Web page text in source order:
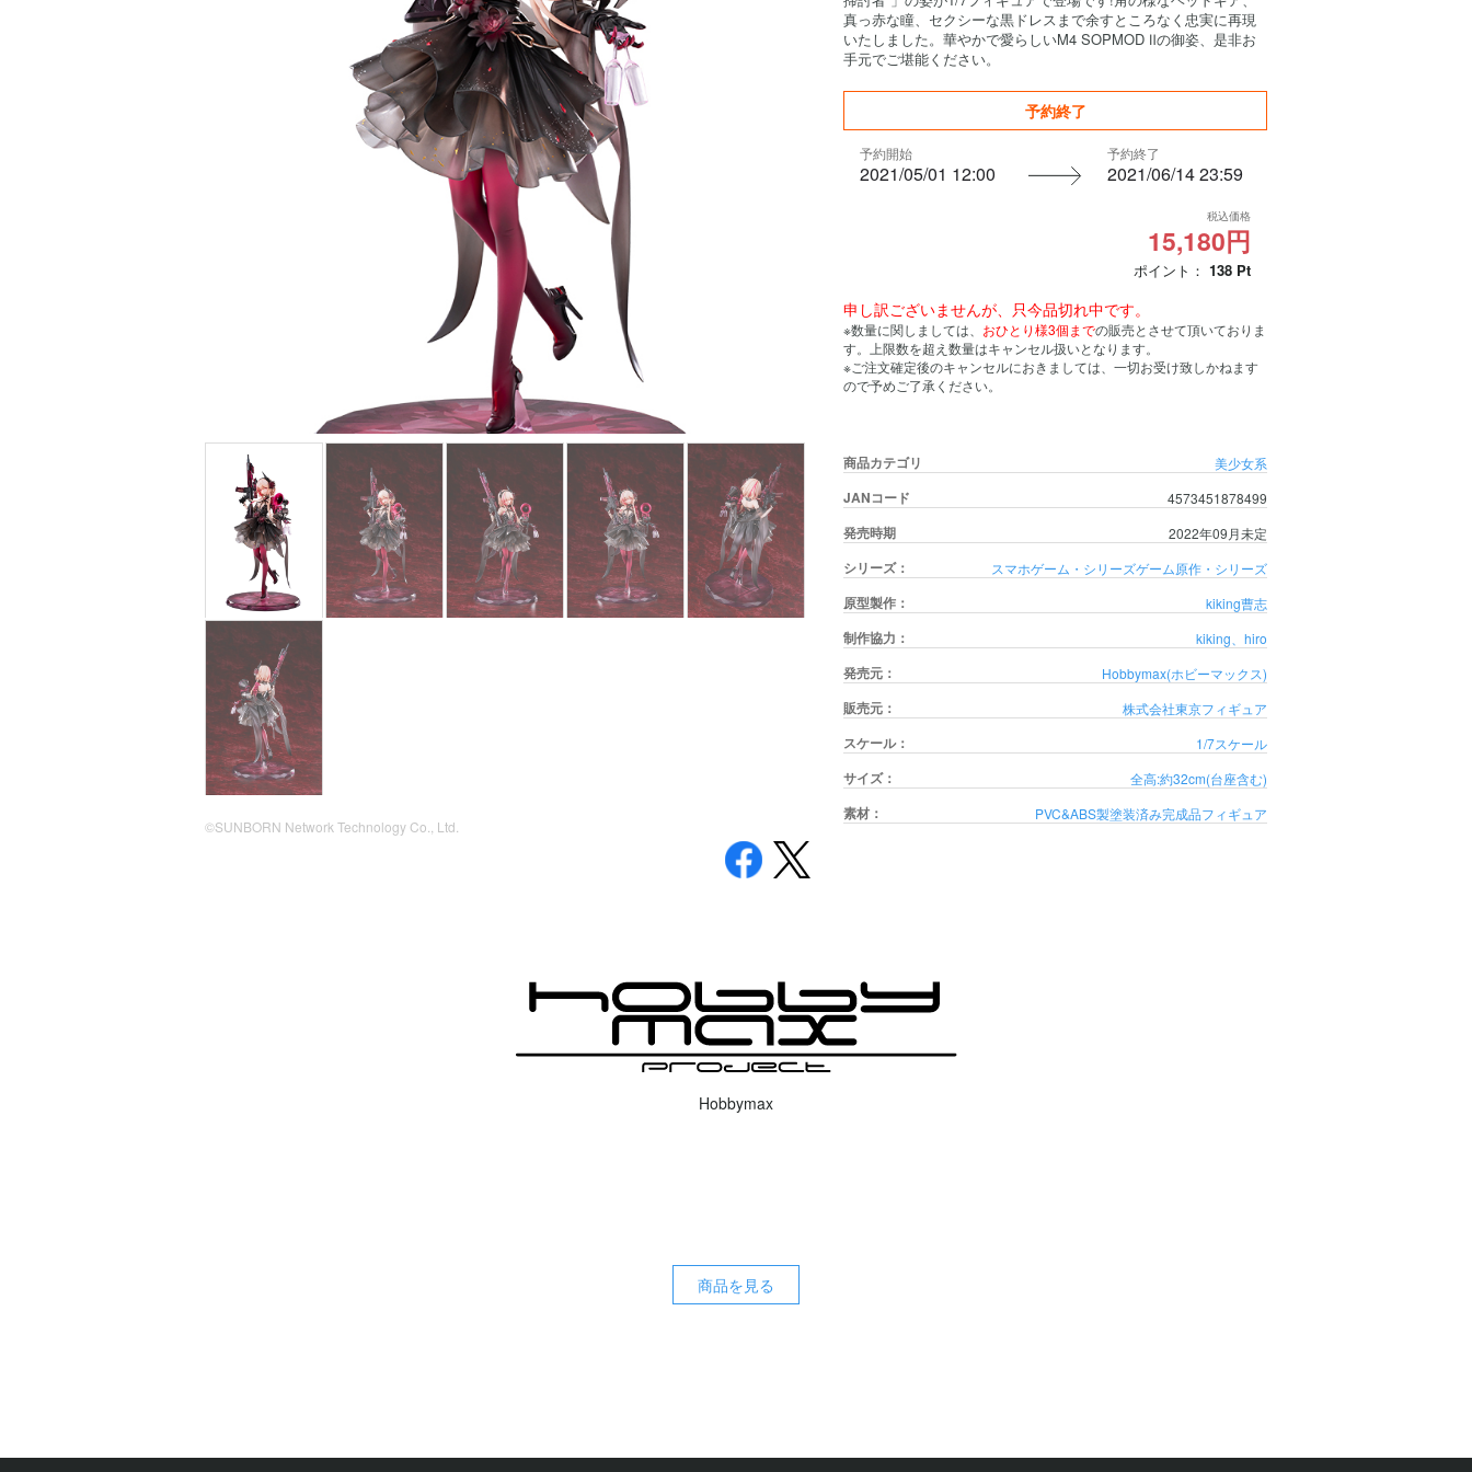
©SUNBORN Network Technology Co., Ltd.
真っ赤な瞳、セクシーな黒ドレスまで余すところなく忠実に再現
いたしました。華やかで愛らしいM4 SOPMOD Ⅱの御姿、是非お
手元でご堪能ください。
予約終了
予約開始
2021/05/01 12:00
予約終了
2021/06/14 23:59
税込価格
15,180円
ポイント： 138 Pt
申し訳ございませんが、只今品切れ中です。
※数量に関しましては、 おひとり様3個までの販売とさせて頂いておりま
す。上限数を超え数量はキャンセル扱いとなります。
※ご注文確定後のキャンセルにおきましては、一切お受け致しかねます
ので予めご了承ください。
商品カテゴリ 美少女系
JANコード 4573451878499
発売時期 2022年09月未定
シリーズ： ゲーム原作・シリーズ
スマホゲーム・シリーズ
原型製作： 曹志
kiking
制作協力： kiking、hiro
発売元： Hobbymax(ホビーマックス)
販売元： 株式会社東京フィギュア
スケール： 1/7スケール
サイズ： 全高:約32cm(台座含む)
素材： PVC&ABS製塗装済み完成品フィギュア
Hobbymax
商品を見る